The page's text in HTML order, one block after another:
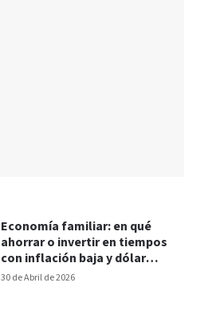
30 de Abril de 2026
Economía familiar: en qué
ahorrar o invertir en tiempos
con inflación baja y dólar
calmado